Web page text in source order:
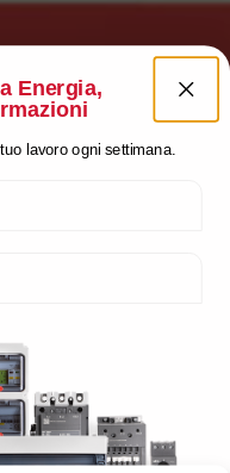
Energia,
lavoro ogni settimana.